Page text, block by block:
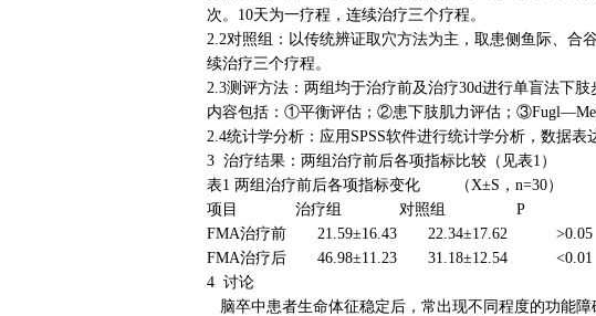
次。10天为一疗程，连续治疗三个疗程。
2.2对照组：以传统辨证取穴方法为主，取患侧鱼际、
续治疗三个疗程。
2.3测评方法：两组均于治疗前及治疗30d进行单盲法下
内容包括：①平衡评估；②患下肢肌力评估；
2.4统计学分析：应用SPSS软件进行统计学分析，数据表
3 治疗结果：两组治疗前后各项指标比较（见表1）
表1 两组治疗前后各项指标变化 （X±S，n=30）
项目 治疗组 对照组 P
FMA治疗前 21.59±16.43 22.34±17.62 >0.05
FMA治疗后 46.98±11.23 31.18±12.54 <0.01
4 讨论
脑卒中患者生命体征稳定后，常出现不同程度的功能